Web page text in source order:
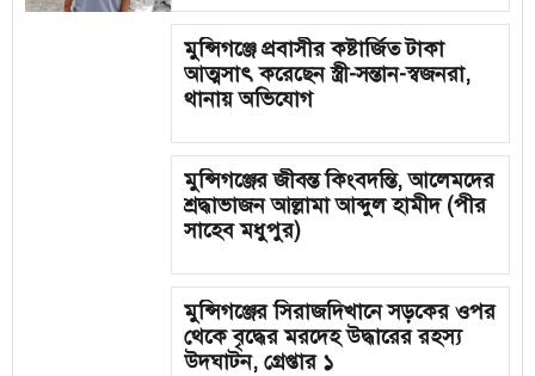
মুন্সিগঞ্জে প্রবাসীর কষ্টার্জিত টাকা
আত্মসাৎ করেছেন স্ত্রী-সন্তান-স্বজনরা,
থানায় অভিযোগ
মুন্সিগঞ্জের জীবন্ত কিংবদন্তি, আলেমদের
শ্রদ্ধাভাজন আল্লামা আব্দুল হামীদ (পীর
সাহেব মধুপুর)
মুন্সিগঞ্জের সিরাজদিখানে সড়কের ওপর
থেকে বৃদ্ধের মরদেহ উদ্ধারের রহস্য
উদঘাটন, গ্রেপ্তার ১